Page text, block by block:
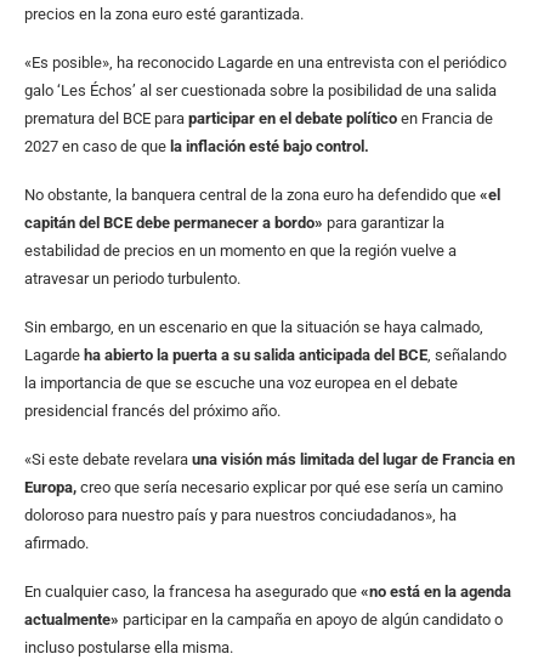
precios en la zona euro esté garantizada.
«Es posible», ha reconocido Lagarde en una entrevista con el periódico
galo ‘Les Échos’ al ser cuestionada sobre la posibilidad de una salida
prematura del BCE para participar en el debate político en Francia de
2027 en caso de que la inflación esté bajo control.
No obstante, la banquera central de la zona euro ha defendido que «el
capitán del BCE debe permanecer a bordo» para garantizar la
estabilidad de precios en un momento en que la región vuelve a
atravesar un periodo turbulento.
Sin embargo, en un escenario en que la situación se haya calmado,
Lagarde ha abierto la puerta a su salida anticipada del BCE , señalando
la importancia de que se escuche una voz europea en el debate
presidencial francés del próximo año.
«Si este debate revelara una visión más limitada del lugar de Francia en
Europa, creo que sería necesario explicar por qué ese sería un camino
doloroso para nuestro país y para nuestros conciudadanos», ha
afirmado.
En cualquier caso, la francesa ha asegurado que «no está en la agenda
actualmente» participar en la campaña en apoyo de algún candidato o
incluso postularse ella misma.